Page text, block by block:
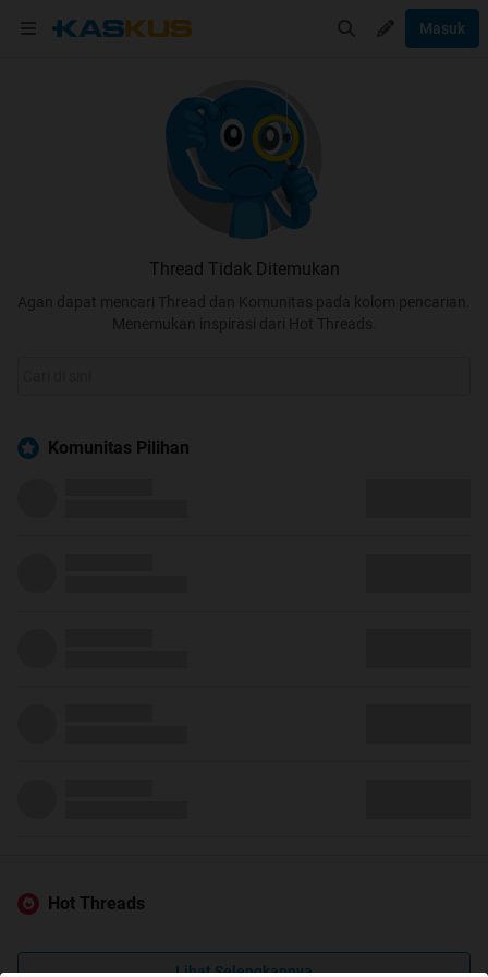
Masuk
Thread Tidak Ditemukan
Agan dapat mencari Thread dan Komunitas pada kolom pencarian.
Menemukan inspirasi dari Hot Threads.
Komunitas Pilihan
Hot Threads
Lihat Selengkapnya